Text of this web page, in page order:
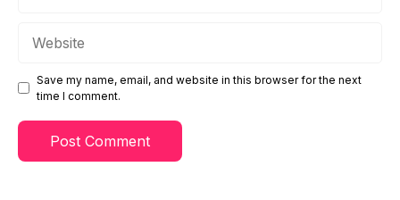
Save my name, email, and website in this browser for the next
time I comment.